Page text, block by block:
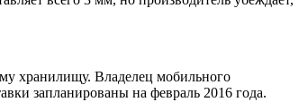
хранилищу. Владелец мобильного
запланированы на февраль 2016 года.